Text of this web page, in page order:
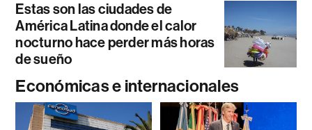
Estas son las ciudades de
América Latina donde el calor
nocturno hace perder más horas
de sueño
Económicas e internacionales